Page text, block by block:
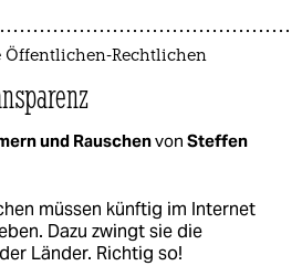
Öffentlichen-Rechtlichen
und Rauschenvon Steffen
müssen künftig im Internet
Dazu zwingt sie die
Länder. Richtig so!